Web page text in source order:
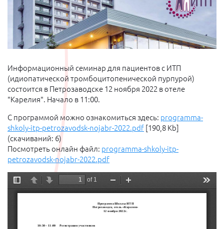
Информационный семинар для пациентов с ИТП
(идиопатической тромбоцитопенической пурпурой)
состоится в Петрозаводске 12 ноября 2022 в отеле
"Карелия". Начало в 11:00.
С программой можно ознакомиться здесь: programma-
shkoly-itp-petrozavodsk-nojabr-2022.pdf [190,8 Kb]
(cкачиваний: 6)
Посмотреть онлайн файл: programma-shkoly-itp-
petrozavodsk-nojabr-2022.pdf